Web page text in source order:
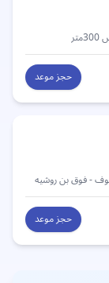
حجز موعد
- فوق بن روشيه
حجز موعد